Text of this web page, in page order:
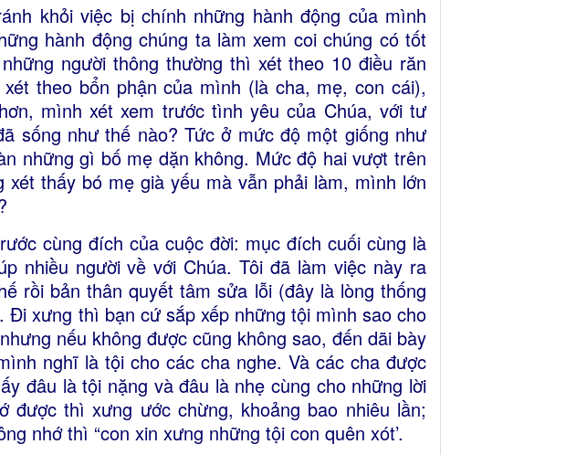
khỏi việc bị chính những hành động của mình
hành động chúng ta làm xem coi chúng có tốt
người thông thường thì xét theo 10 điều răn
theo bổn phận của mình (là cha, mẹ, con cái),
mình xét xem trước tình yêu của Chúa, với tư
sống như thế nào? Tức ở mức độ một giống như
những gì bố mẹ dặn không. Mức độ hai vượt trên
thấy bó mẹ già yếu mà vẫn phải làm, mình lớn
cùng đích của cuộc đời: mục đích cuối cùng là
nhiều người về với Chúa. Tôi đã làm việc này ra
rồi bản thân quyết tâm sửa lỗi (đây là lòng thống
Đi xưng thì bạn cứ sắp xếp những tội mình sao cho
nếu không được cũng không sao, đến dãi bày
nghĩ là tội cho các cha nghe. Và các cha được
đâu là tội nặng và đâu là nhẹ cùng cho những lời
được thì xưng ước chừng, khoảng bao nhiêu lần;
nhớ thì “con xin xưng những tội con quên xót’.